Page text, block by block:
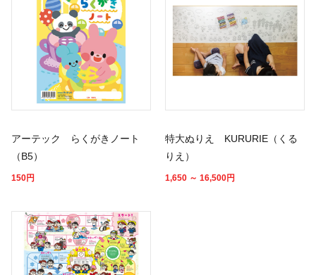
アーテック らくがきノート
（B5）
150円
特大ぬりえ KURURIE（くる
りえ）
1,650 ～ 16,500円